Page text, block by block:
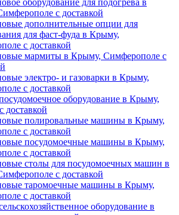
оборудование для подогрева в
с доставкой
дополнительные опции для
для фаст-фуда в Крыму,
с доставкой
мармиты в Крыму, Симферополе с
электро- и газоварки в Крыму,
с доставкой
оборудование в Крыму,
доставкой
полировальные машины в Крыму,
с доставкой
посудомоечные машины в Крыму,
с доставкой
столы для посудомоечных машин в
с доставкой
таромоечные машины в Крыму,
с доставкой
оборудование в